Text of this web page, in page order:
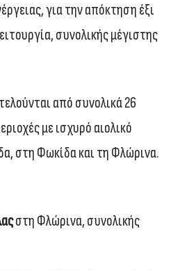
για την απόκτηση έξι
συνολικής μέγιστης
από συνολικά 26
με ισχυρό αιολικό
στη Φωκίδα και τη Φλώρινα.
στη Φλώρινα, συνολικής